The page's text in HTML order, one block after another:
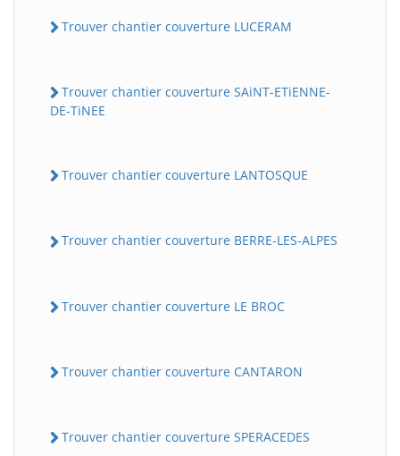
Trouver chantier couverture LUCERAM
Trouver chantier couverture SAiNT-ETiENNE-
DE-TiNEE
Trouver chantier couverture LANTOSQUE
Trouver chantier couverture BERRE-LES-ALPES
Trouver chantier couverture LE BROC
Trouver chantier couverture CANTARON
Trouver chantier couverture SPERACEDES